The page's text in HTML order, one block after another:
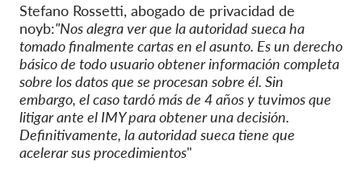
Stefano Rossetti, abogado de privacidad de
noyb:"Nos alegra ver que la autoridad sueca ha
tomado finalmente cartas en el asunto. Es un derecho
básico de todo usuario obtener información completa
sobre los datos que se procesan sobre él. Sin
embargo, el caso tardó más de 4 años y tuvimos que
litigar ante el IMY para obtener una decisión.
Definitivamente, la autoridad sueca tiene que
acelerar sus procedimientos"